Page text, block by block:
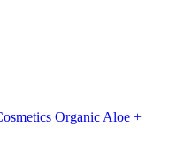
Organic Aloe +